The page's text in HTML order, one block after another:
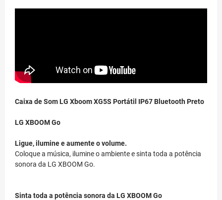
Caixa de Som LG Xboom XG5S Portátil IP67 Bluetooth Preto
LG XBOOM Go
Ligue, ilumine e aumente o volume.
Coloque a música, ilumine o ambiente e sinta toda a potência
sonora da LG XBOOM Go.
Sinta toda a potência sonora da LG XBOOM Go